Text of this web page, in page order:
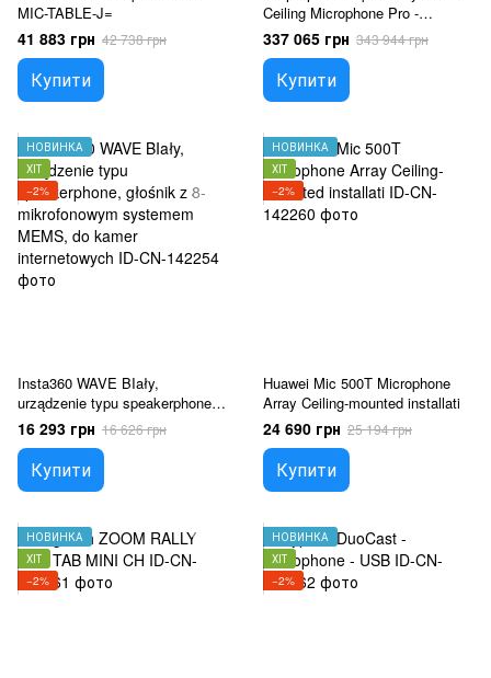
MIC-TABLE-J=
41 883 грн 42 738 грн
Купити
Ceiling Microphone Pro -
Mikrofon - RJ-45 - Carbon Black
(CSMICCLGPROC)
337 065 грн 343 944 грн
Купити
НОВИНКА
ХІТ
−2%
Insta360 WAVE BIały,
urządzenie typu speakerphone,
głośnik z 8-mikrofonowym
systemem MEMS, do kamer
internetowych
16 293 грн 16 626 грн
Купити
НОВИНКА
ХІТ
−2%
Huawei Mic 500T Microphone
Array Ceiling-mounted installati
24 690 грн 25 194 грн
Купити
НОВИНКА
ХІТ
−2%
НОВИНКА
ХІТ
−2%